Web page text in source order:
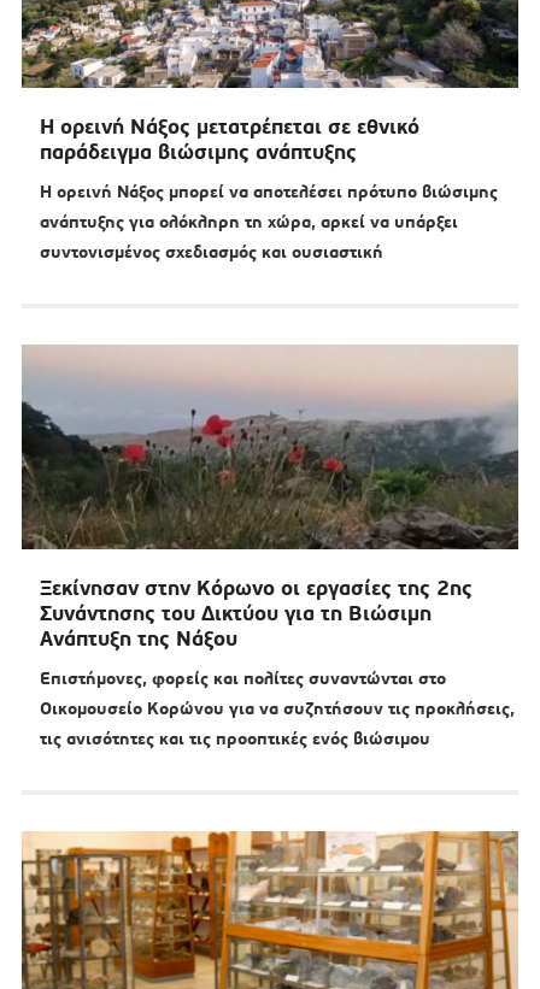
Η ορεινή Νάξος μετατρέπεται σε εθνικό
παράδειγμα βιώσιμης ανάπτυξης
Η ορεινή Νάξος μπορεί να αποτελέσει πρότυπο βιώσιμης
ανάπτυξης για ολόκληρη τη χώρα, αρκεί να υπάρξει
συντονισμένος σχεδιασμός και ουσιαστική
Ξεκίνησαν στην Κόρωνο οι εργασίες της 2ης
Συνάντησης του Δικτύου για τη Βιώσιμη
Ανάπτυξη της Νάξου
Επιστήμονες, φορείς και πολίτες συναντώνται στο
Οικομουσείο Κορώνου για να συζητήσουν τις προκλήσεις,
τις ανισότητες και τις προοπτικές ενός βιώσιμου